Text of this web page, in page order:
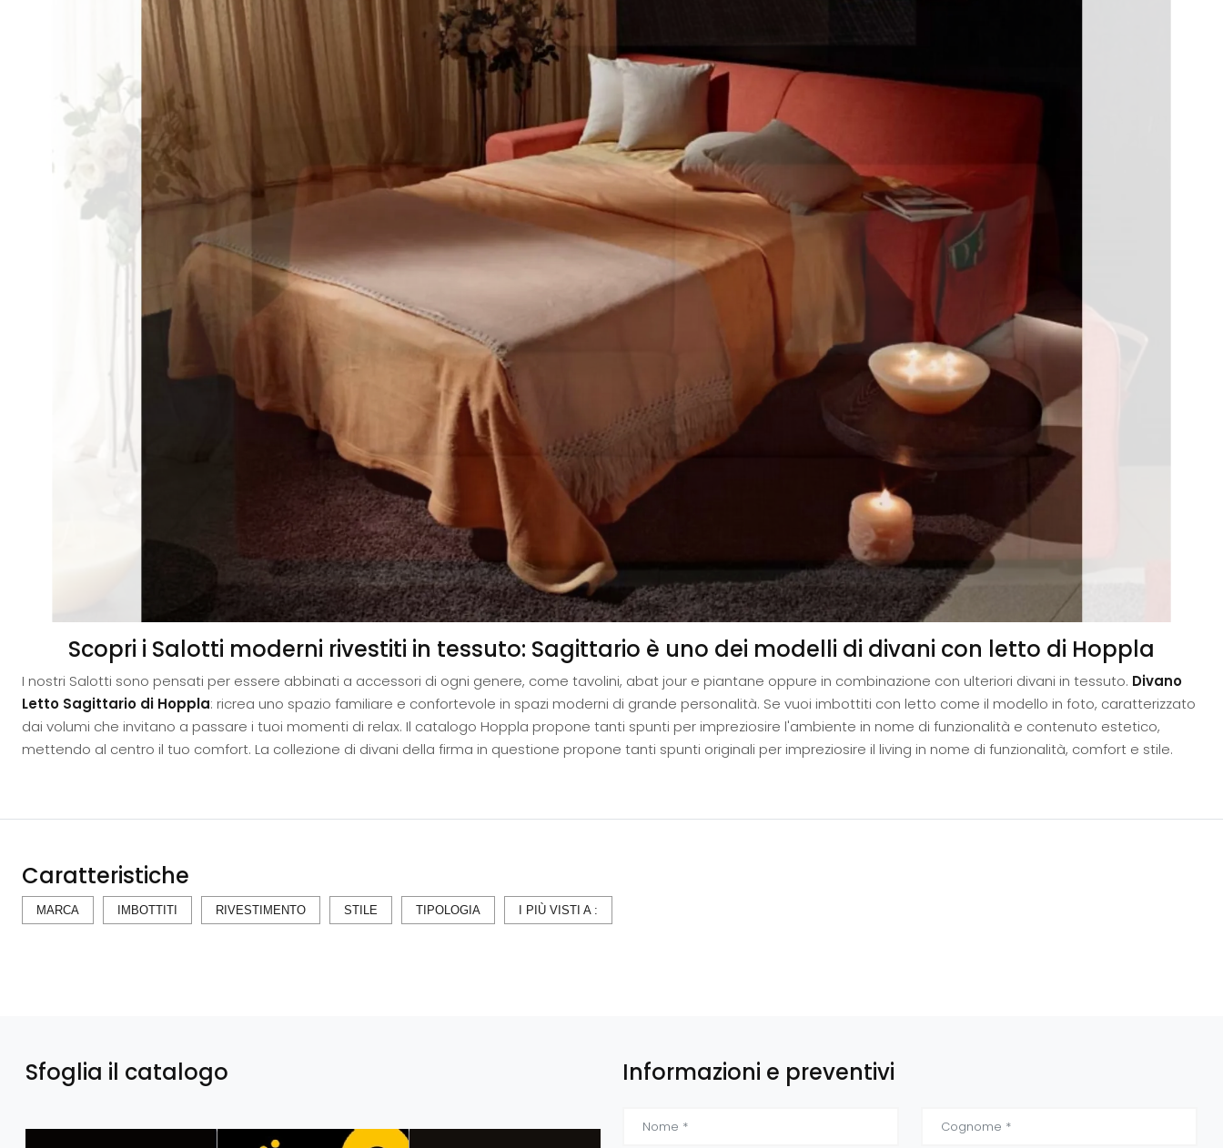
Scopri i Salotti moderni rivestiti in tessuto: Sagittario è uno dei modelli di divani con letto di Hoppla
I nostri Salotti sono pensati per essere abbinati a accessori di ogni genere, come tavolini, abat jour e piantane oppure in combinazione con ulteriori divani in tessuto. Divano
Letto Sagittario di Hoppla: ricrea uno spazio familiare e confortevole in spazi moderni di grande personalità. Se vuoi imbottiti con letto come il modello in foto, caratterizzato
dai volumi che invitano a passare i tuoi momenti di relax. Il catalogo Hoppla propone tanti spunti per impreziosire l'ambiente in nome di funzionalità e contenuto estetico,
mettendo al centro il tuo comfort. La collezione di divani della firma in questione propone tanti spunti originali per impreziosire il living in nome di funzionalità, comfort e stile.
Caratteristiche
MARCA IMBOTTITI RIVESTIMENTO STILE TIPOLOGIA I PIÙ VISTI A :
Sfoglia il catalogo Informazioni e preventivi